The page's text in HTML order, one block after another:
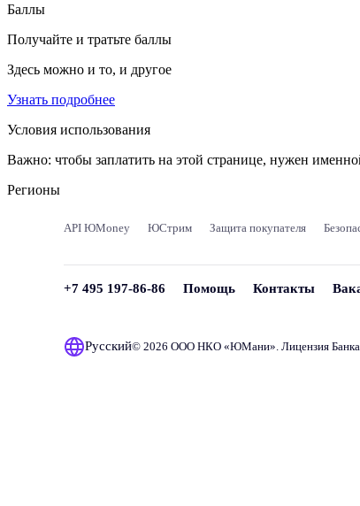
Баллы
Получайте и тратьте баллы
Здесь можно и то, и другое
Узнать подробнее
Условия использования
Важно: чтобы заплатить на этой странице, нужен
Регионы
API ЮMoney ЮСтрим Защита покупателя
+7 495 197-86-86 Помощь Контакты
Русский© 2026 ООО НКО «ЮМани». Лицензия